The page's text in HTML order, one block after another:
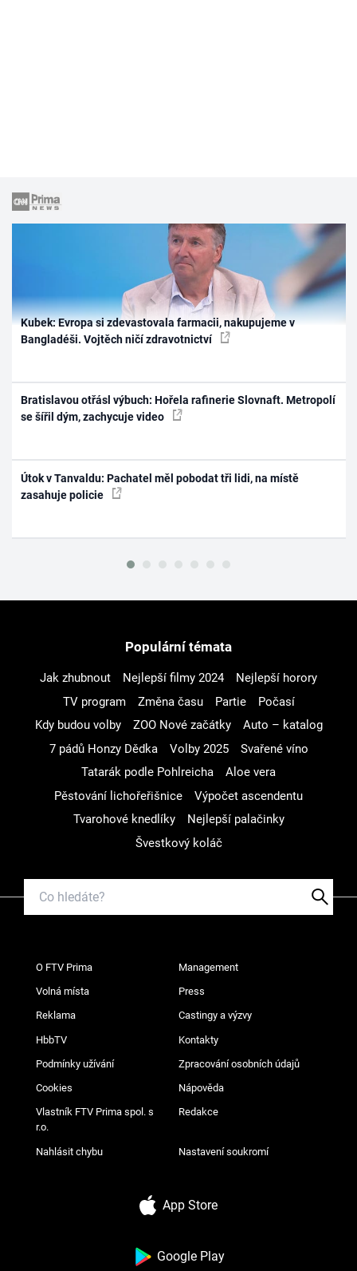
Kubek: Evropa si zdevastovala farmacii, nakupujeme v
Bangladéši. Vojtěch ničí zdravotnictví
Bratislavou otřásl výbuch: Hořela rafinerie Slovnaft. Metropolí
se šířil dým, zachycuje video
Útok v Tanvaldu: Pachatel měl pobodat tři lidi, na místě
zasahuje policie
Populární témata
Jak zhubnout Nejlepší filmy 2024
Nejlepší horory
TV program
Změna času Partie
Počasí
Kdy budou volby
ZOO Nové začátky
Auto – katalog
7 pádů Honzy Dědka
Volby 2025
Svařené víno
Tatarák podle Pohlreicha
Aloe vera
Pěstování lichořeřišnice
Výpočet ascendentu
Tvarohové knedlíky
Nejlepší palačinky
Švestkový koláč
O FTV Prima Management
Volná místa Press
Reklama Castingy a výzvy
HbbTV Kontakty
Podmínky užívání Zpracování osobních údajů
Cookies Nápověda
Vlastník FTV Prima spol. s
r.o.
Redakce
Nahlásit chybu Nastavení soukromí
App Store
Google Play